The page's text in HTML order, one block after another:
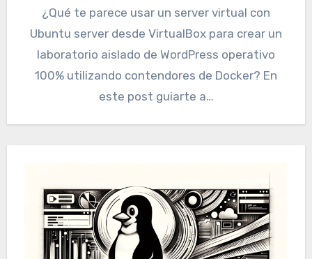
¿Qué te parece usar un server virtual con
Ubuntu server desde VirtualBox para crear un
laboratorio aislado de WordPress operativo
100% utilizando contendores de Docker? En
este post guiarte a…